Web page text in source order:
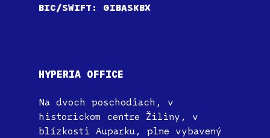
BIC/SWIFT: GIBASKBX
HYPERIA OFFICE
Na dvoch poschodiach, v
historickom centre Žiliny, v
blízkosti Auparku, plne vybavený